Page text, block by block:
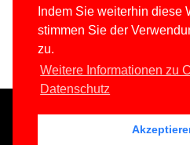
Indem Sie weiterhin diese
stimmen Sie der
zu.
Weitere Informationen zu
Datenschutz
E-Mail:
Kundenteammitglieder
© 1996-2026www.IT-Visions.de
TAG